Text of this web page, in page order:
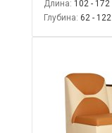
Длина: 102 - 172
Глубина: 62 - 122